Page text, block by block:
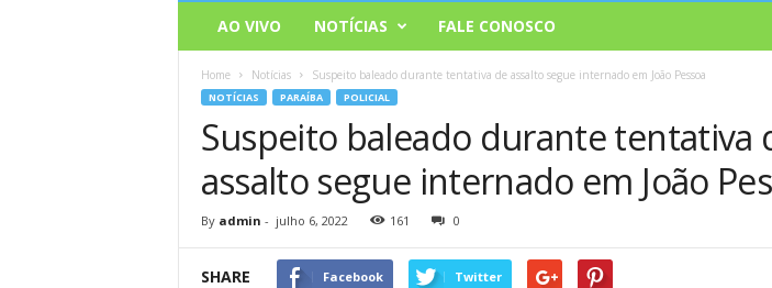
AO VIVO NOTÍCIAS FALE CONOSCO
Home Notícias Suspeito baleado durante tentativa de assalto segue internado em João Pessoa
NOTÍCIAS PARAÍBA POLICIAL
Suspeito baleado durante tentativa
assalto segue internado em João
By admin - julho 6, 2022 161 0
SHARE Facebook Twitter